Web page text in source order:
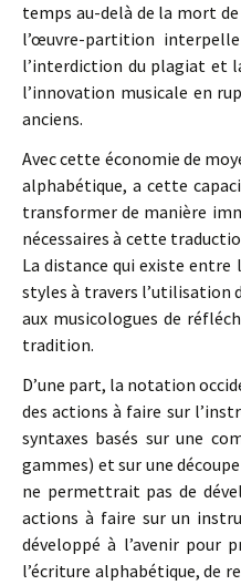
temps au-delà de la mort
l’œuvre-partition
l’interdiction du plagiat et
l’innovation musicale en
anciens.
Avec cette économie de
alphabétique, a cette
transformer de manière
nécessaires à cette
La distance qui existe
styles à travers l’utilisation
aux musicologues de
tradition.
D’une part, la notation
des actions à faire sur
syntaxes basés sur une
gammes) et sur une
ne permettrait pas de
actions à faire sur un
développé à l’avenir pour
l’écriture alphabétique, de